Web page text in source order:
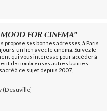
FOR CINEMA"
propose ses bonnes adresses, à Paris
un lien avec le cinéma. Suivez le
qui vous intéresse pour accéder à
de nombreuses autres bonnes
à ce sujet depuis 2007,
(Deauville)